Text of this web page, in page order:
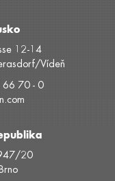
12-14
Vídeň
70 - 0
20